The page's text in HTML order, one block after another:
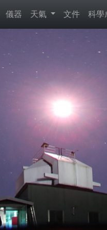
儀器 天氣 文件 科